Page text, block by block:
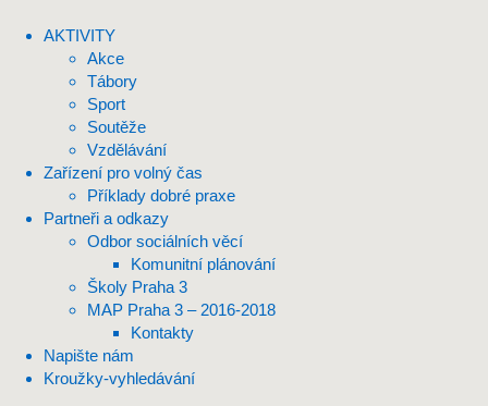
AKTIVITY
Akce
Tábory
Sport
Soutěže
Vzdělávání
Zařízení pro volný čas
Příklady dobré praxe
Partneři a odkazy
Odbor sociálních věcí
Komunitní plánování
Školy Praha 3
MAP Praha 3 – 2016-2018
Kontakty
Napište nám
Kroužky-vyhledávání